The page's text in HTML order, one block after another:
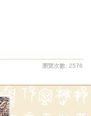
瀏覽次數: 2576